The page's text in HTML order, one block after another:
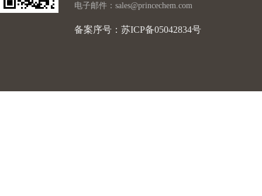
电子邮件： sales@princechem.com
备案序号：苏ICP备05042834号